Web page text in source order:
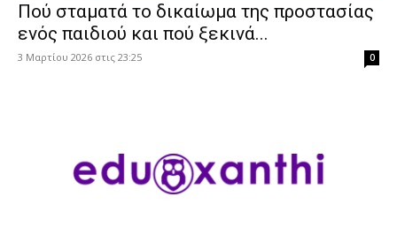
Πού σταματά το δικαίωμα της προστασίας
ενός παιδιού και πού ξεκινά...
3 Μαρτίου 2026 στις 23:25 0